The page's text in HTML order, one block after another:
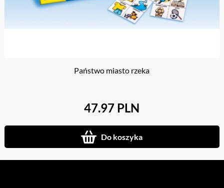
Państwo miasto rzeka
47.97 PLN
Do koszyka